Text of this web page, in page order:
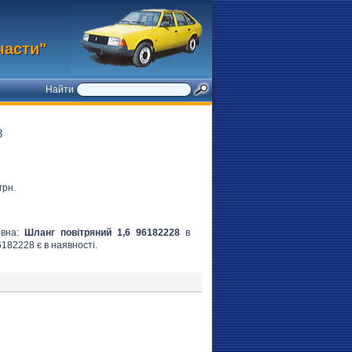
Найти
грн.
Шланг повітряний 1,6 96182228 в
є в наявності.